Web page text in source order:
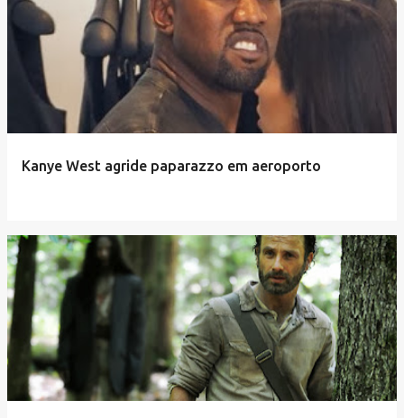
Kanye West agride paparazzo em aeroporto